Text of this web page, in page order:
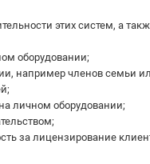
этих систем, а
оборудовании;
например членов семьи
личном оборудовании;
за лицензирование